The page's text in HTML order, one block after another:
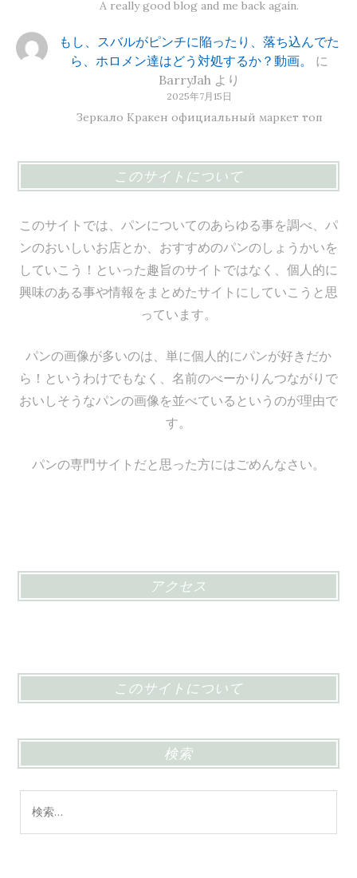
A really good blog and me back again.
もし、スバルがピンチに陥ったり、落ち込んでた
ら、ホロメン達はどう対処するか？動画。
に
BarryJah より
2025年7月15日
Зеркало Кракен официальный маркет топ
このサイトについて
このサイトでは、パンについてのあらゆる事を調べ、パ
ンのおいしいお店とか、おすすめのパンのしょうかいを
していこう！といった趣旨のサイトではなく、個人的に
興味のある事や情報をまとめたサイトにしていこうと思
っています。
パンの画像が多いのは、単に個人的にパンが好きだか
ら！というわけでもなく、名前のべーかりんつながりで
おいしそうなパンの画像を並べているというのが理由で
す。
パンの専門サイトだと思った方にはごめんなさい。
アクセス
このサイトについて
検索